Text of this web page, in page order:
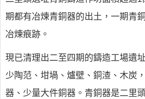
期都有冶煉青銅器的出土，一期青
冶煉痕跡。
現已清理出二至四期的鑄造工場遺
少陶范、坩堝、爐壁、銅渣、木炭
器、少量大件銅器。青銅器是二里